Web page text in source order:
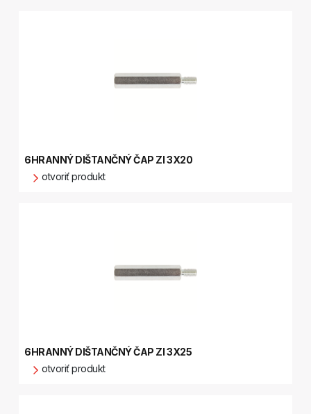
6HRANNÝ DIŠTANČNÝ ČAP ZI 3X20
otvoriť produkt
6HRANNÝ DIŠTANČNÝ ČAP ZI 3X25
otvoriť produkt